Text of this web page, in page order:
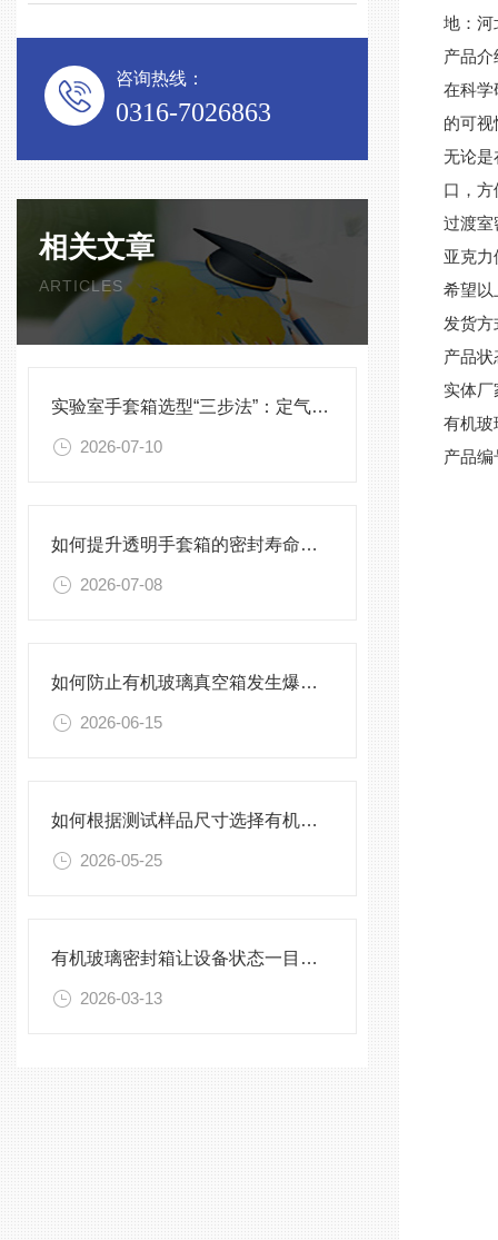
咨询热线：
0316-7026863
相关文章
ARTICLES
实验室手套箱选型“三步法”：定气氛、定压差、定配件
2026-07-10
如何提升透明手套箱的密封寿命？密封圈选型与保养须知
2026-07-08
如何防止有机玻璃真空箱发生爆裂？
2026-06-15
如何根据测试样品尺寸选择有机玻璃试验箱
2026-05-25
有机玻璃密封箱让设备状态一目了然，告别频繁开箱
2026-03-13
地：河
产品
在科学
的可
无论是
口，
过渡室
亚克
希望以
发货方
产品
实体
有机玻
产品编